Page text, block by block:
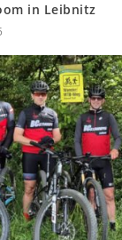
in Leibnitz